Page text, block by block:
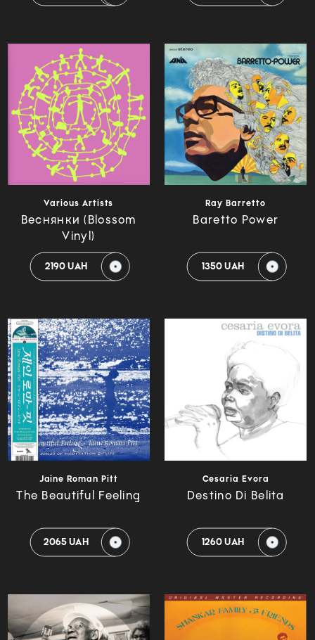
Various Artists
Веснянки (Blossom
Vinyl)
2190 UAH
Ray Barretto
Baretto Power
1350 UAH
Jaine Roman Pitt
The Beautiful Feeling
2065 UAH
Cesaria Evora
Destino Di Belita
1260 UAH